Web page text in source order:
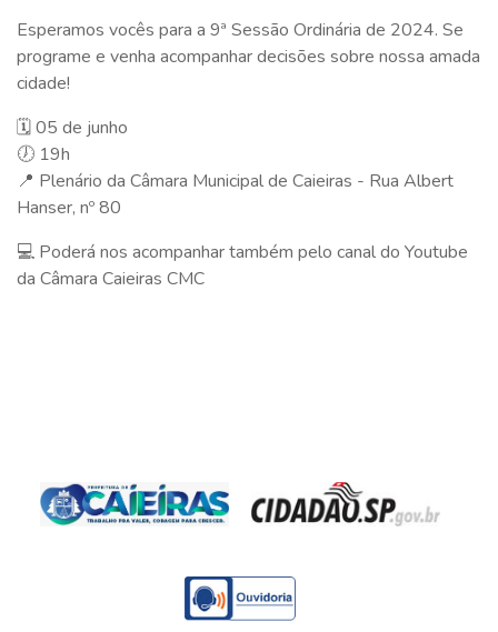
Esperamos vocês para a 9ª Sessão Ordinária de 2024. Se
programe e venha acompanhar decisões sobre nossa amada
cidade!
🗓️ 05 de junho
🕖 19h
📍 Plenário da Câmara Municipal de Caieiras - Rua Albert
Hanser, nº 80
💻 Poderá nos acompanhar também pelo canal do Youtube
da Câmara Caieiras CMC